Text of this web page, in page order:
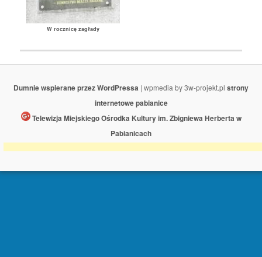
W rocznicę zagłady
Dumnie wspierane przez WordPressa | wpmedia by 3w-projekt.pl strony
internetowe pabianice
Telewizja Miejskiego Ośrodka Kultury im. Zbigniewa Herberta w
Pabianicach